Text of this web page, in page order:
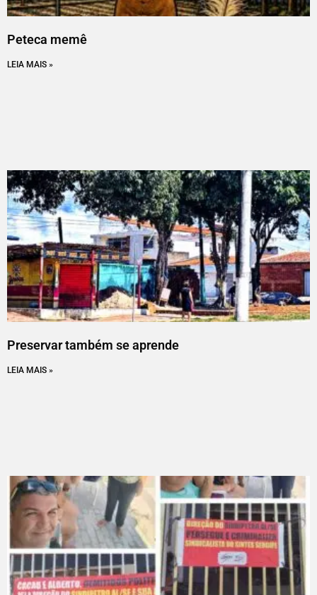
Peteca memê
LEIA MAIS »
Preservar também se aprende
LEIA MAIS »